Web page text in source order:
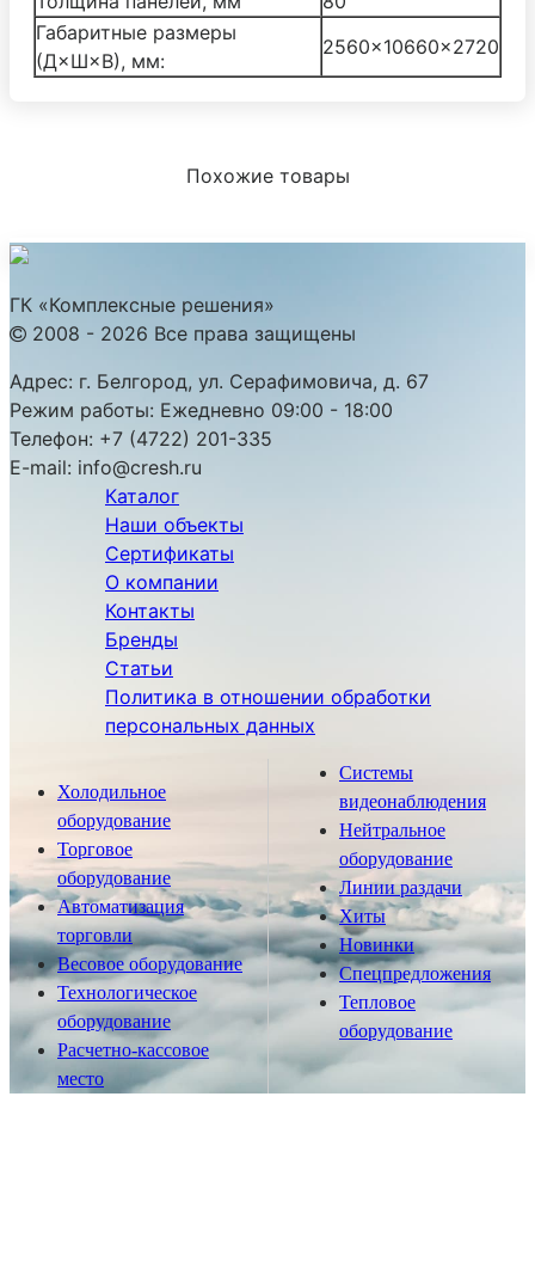
Габаритные размеры
(Д×Ш×В), мм:
2560×10660×2720
Похожие товары
ГК «Комплексные решения»
2008 - 2026 Все права защищены
Адрес: г. Белгород, ул. Серафимовича, д. 67
Режим работы: Ежедневно 09:00 - 18:00
Телефон: +7 (4722) 201-335
E-mail: info@cresh.ru
Каталог
Наши объекты
Сертификаты
О компании
Контакты
Бренды
Статьи
Политика в отношении обработки
персональных данных
Холодильное
оборудование
Торговое
оборудование
Автоматизация
торговли
Весовое оборудование
Технологическое
оборудование
Расчетно-кассовое
место
Системы
видеонаблюдения
Нейтральное
оборудование
Линии раздачи
Хиты
Новинки
Спецпредложения
Тепловое
оборудование